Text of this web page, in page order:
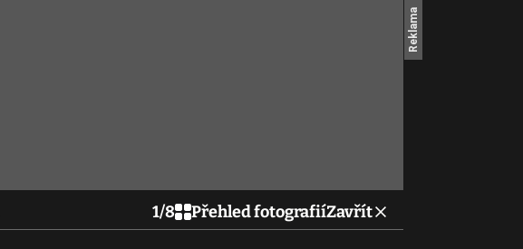
1/8 Přehled fotografiíZavřít